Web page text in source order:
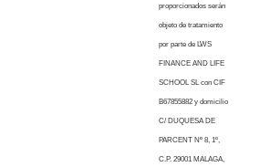
proporcionados serán
objeto de tratamiento
por parte de LWS
FINANCE AND LIFE
SCHOOL SL con CIF
B67855882 y domicilio
C/ DUQUESA DE
PARCENT Nº 8, 1º,
C.P. 29001 MALAGA,